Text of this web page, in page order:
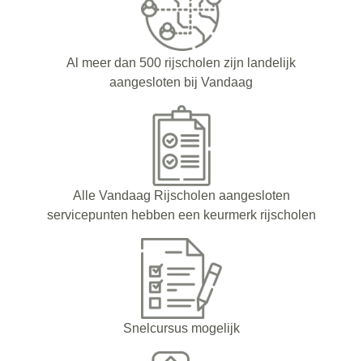
Al meer dan 500 rijscholen zijn landelijk
aangesloten bij Vandaag
Alle Vandaag Rijscholen aangesloten
servicepunten hebben een keurmerk rijscholen
Snelcursus mogelijk